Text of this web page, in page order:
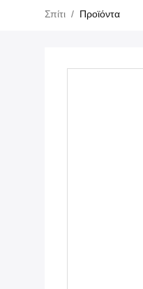
Σπίτι / Προϊόντα